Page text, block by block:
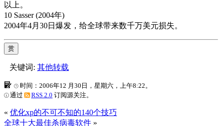
以上。
10 Sasser (2004年)
2004年4月30日爆发，给全球带来数千万美元损失。
赏
关键词: 其他转载
时间：2006年12 月30日，星期六，上午8:22。
通过
RSS 2.0 订阅源关注。
« 优化xp的不可不知的140个技巧
全球十大最佳杀病毒软件 »